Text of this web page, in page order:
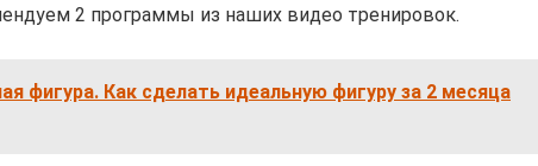
2 программы из наших видео тренировок.
фигура. Как сделать идеальную фигуру за 2 месяца